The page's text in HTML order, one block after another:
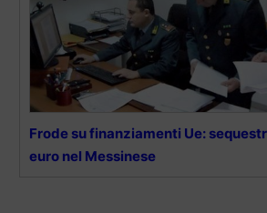
Frode su finanziamenti Ue:
euro nel Messinese